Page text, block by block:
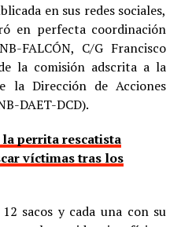
en sus redes sociales,
en perfecta coordinación
FALCÓN, C/G Francisco
la comisión adscrita a la
la Dirección de Acciones
DAET-DCD).
perrita rescatista
víctimas tras los
sacos y cada una con su